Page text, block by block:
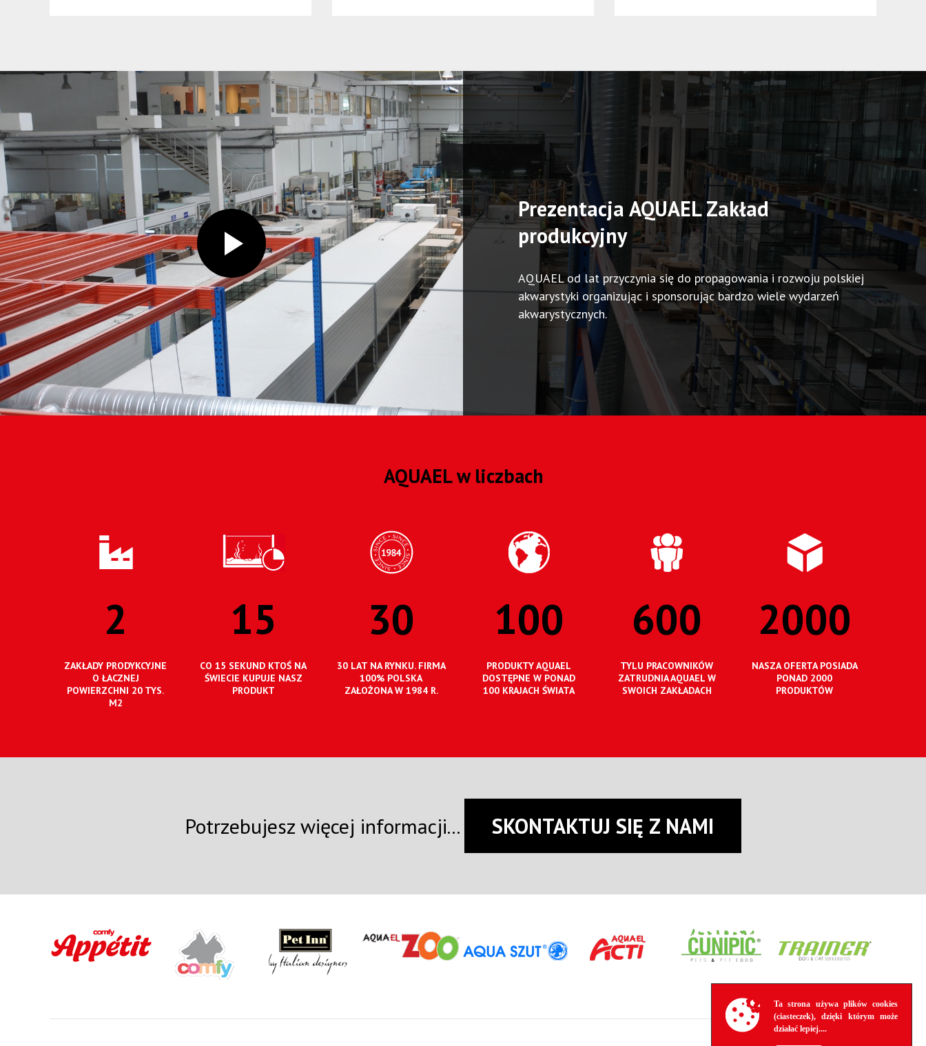
Prezentacja AQUAEL Zakład
produkcyjny
AQUAEL od lat przyczynia się do propagowania i rozwoju polskiej
akwarystyki organizując i sponsorując bardzo wiele wydarzeń
akwarystycznych.
AQUAEL w liczbach
2
ZAKŁADY PRODYKCYJNE
O ŁACZNEJ
POWIERZCHNI 20 TYS.
M2
15
CO 15 SEKUND KTOŚ NA
ŚWIECIE KUPUJE NASZ
PRODUKT
30
30 LAT NA RYNKU. FIRMA
100% POLSKA
ZAŁOŻONA W 1984 R.
100
PRODUKTY AQUAEL
DOSTĘPNE W PONAD
100 KRAJACH ŚWIATA
600
TYLU PRACOWNIKÓW
ZATRUDNIA AQUAEL W
SWOICH ZAKŁADACH
2000
NASZA OFERTA POSIADA
PONAD 2000
PRODUKTÓW
Potrzebujesz więcej informacji... SKONTAKTUJ SIĘ Z NAMI
Ta strona używa plików cookies
(ciasteczek), dzięki którym może
działać lepiej....